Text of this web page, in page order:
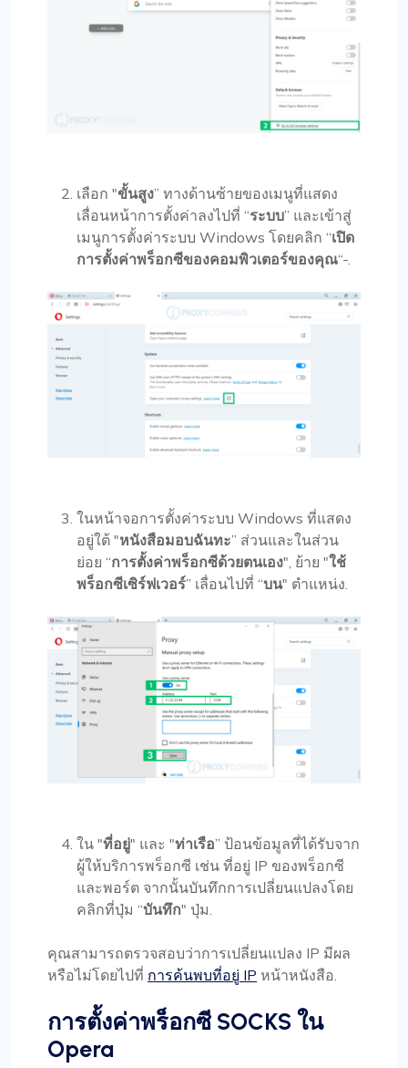
เลือก "ขั้นสูง” ทางด้านซ้ายของเมนูที่แสดง
เลื่อนหน้าการตั้งค่าลงไปที่ “ระบบ” และเข้าสู่
เมนูการตั้งค่าระบบ Windows โดยคลิก “เปิด
การตั้งค่าพร็อกซีของคอมพิวเตอร์ของคุณ“-.
ในหน้าจอการตั้งค่าระบบ Windows ที่แสดง
อยู่ใต้ "หนังสือมอบฉันทะ” ส่วนและในส่วน
ย่อย “การตั้งค่าพร็อกซีด้วยตนเอง", ย้าย "ใช้
พร็อกซีเซิร์ฟเวอร์” เลื่อนไปที่ “บน" ตำแหน่ง.
ใน "ที่อยู่" และ "ท่าเรือ” ป้อนข้อมูลที่ได้รับจาก
ผู้ให้บริการพร็อกซี เช่น ที่อยู่ IP ของพร็อกซี
และพอร์ต จากนั้นบันทึกการเปลี่ยนแปลงโดย
คลิกที่ปุ่ม “บันทึก" ปุ่ม.
คุณสามารถตรวจสอบว่าการเปลี่ยนแปลง IP มีผล
หรือไม่โดยไปที่ การค้นพบที่อยู่ IP หน้าหนังสือ.
การตั้งค่าพร็อกซี SOCKS ใน
Opera